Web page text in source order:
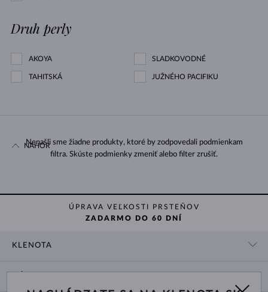
Druh perly
AKOYA SLADKOVODNÉ
TAHITSKÁ JUŽNÉHO PACIFIKU
Nenašli sme žiadne produkty, ktoré by zodpovedali podmienkam
filtra. Skúste podmienky zmeniť alebo filter zrušiť.
NAHOR
ÚPRAVA VEĽKOSTI PRSTEŇOV
ZADARMO DO 60 DNÍ
KLENOTA